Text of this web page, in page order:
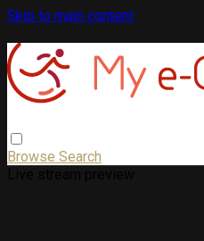
Skip to main content
Browse Search